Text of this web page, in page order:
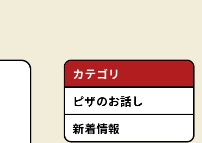
カテゴリ
ピザのお話し
新着情報